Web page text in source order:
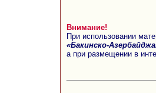
Внимание!
При использовании
«Бакинско-
а при размещении в